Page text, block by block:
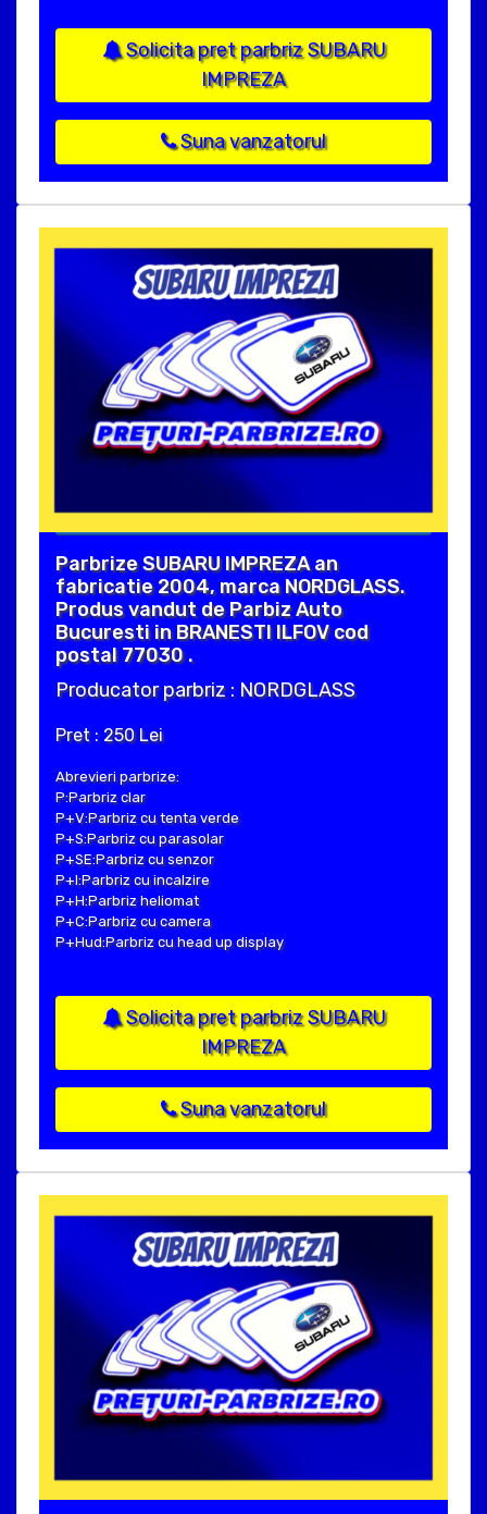
Solicita pret parbriz SUBARU
IMPREZA
Suna vanzatorul
Parbrize SUBARU IMPREZA an
fabricatie 2004, marca NORDGLASS.
Produs vandut de Parbiz Auto
Bucuresti in BRANESTI ILFOV cod
postal 77030 .
Producator parbriz : NORDGLASS
Pret : 250 Lei
Abrevieri parbrize:
P:Parbriz clar
P+V:Parbriz cu tenta verde
P+S:Parbriz cu parasolar
P+SE:Parbriz cu senzor
P+I:Parbriz cu incalzire
P+H:Parbriz heliomat
P+C:Parbriz cu camera
P+Hud:Parbriz cu head up display
Solicita pret parbriz SUBARU
IMPREZA
Suna vanzatorul